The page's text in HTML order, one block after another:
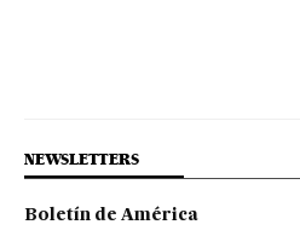
NEWSLETTERS
Boletín de América